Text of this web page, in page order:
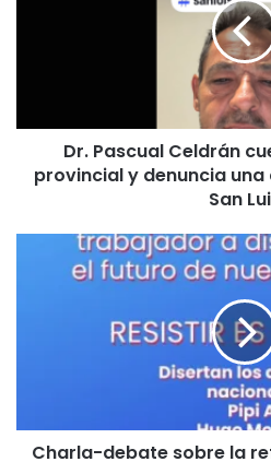
denuncia
crisis
Dr. Pascual Celdrán
provincial y denuncia
San
Luis
Charla-debate sobre la